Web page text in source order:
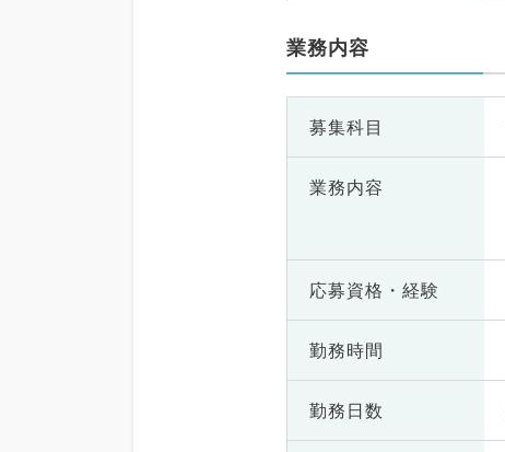
業務内容
募集科目
業務内容
応募資格・ 経験
勤務時間
勤務日数